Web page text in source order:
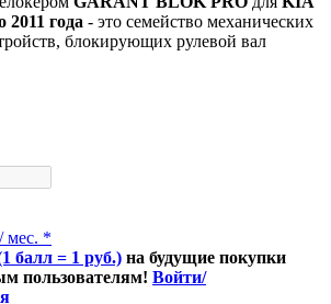
2011 года - это семейство механических
блокирующих рулевой вал
мес. *
балл = 1 руб.) на будущие покупки
пользователям! Войти/